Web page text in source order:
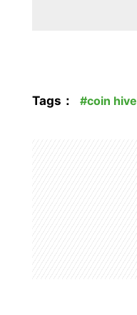
Tags： coin hive